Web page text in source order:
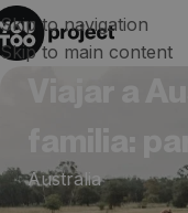
Skip to navigation
Skip to main content
Australia